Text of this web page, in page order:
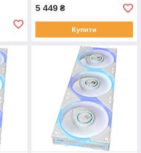
5 449 ₴
Купити